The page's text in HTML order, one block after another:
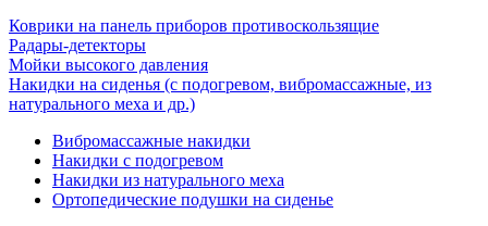
Коврики на панель приборов противоскользящие
Радары-детекторы
Мойки высокого давления
Накидки на сиденья (с подогревом, вибромассажные, из
натурального меха и др.)
Вибромассажные накидки
Накидки с подогревом
Накидки из натурального меха
Ортопедические подушки на сиденье